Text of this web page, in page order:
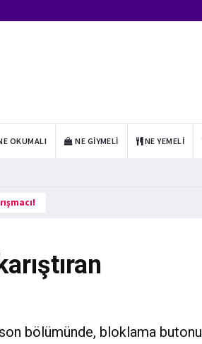
OKUMALI NE GIYMELI NE YEMELI
bölümünde, bloklama butonu